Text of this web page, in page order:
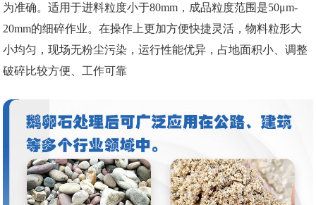
为准确。适用于进料粒度小于80mm，成品粒度范围是50μm-
20mm的细碎作业。在操作上更加方便快捷灵活，物料粒形大
小均匀，现场无粉尘污染，运行性能优异，占地面积小、调整
破碎比较方便、工作可靠